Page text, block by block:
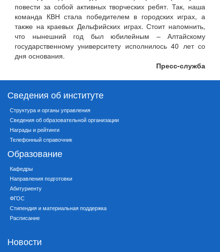
повести за собой активных творческих ребят. Так, наша
команда КВН стала победителем в городских играх, а
также на краевых Дельфийских играх. Стоит напомнить,
что нынешний год был юбилейным – Алтайскому
государственному университету исполнилось 40 лет со
дня основания.
Пресс-служба
Сведения об институте
Структура и органы управления
Сведения об образовательной организации
Награды и рейтинги
Телефонный справочник
Образование
Кафедры
Направления подготовки
Абитуриенту
ФГОС
Стипендия и материальная поддержка
Расписание
Новости